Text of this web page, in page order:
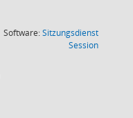
Software:Sitzungsdienst
Session(Wird in